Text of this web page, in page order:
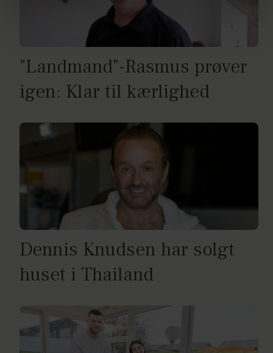
dine personoplysninger i forbindelse hermed i både
privatlivspolitik cookiepolitik.
"Landmand"-Rasmus prøver
igen: Klar til kærlighed
Dennis Knudsen har solgt
huset i Thailand